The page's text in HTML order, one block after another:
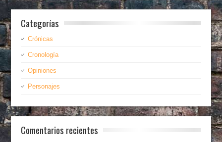
Categorías
Crónicas
Cronología
Opiniones
Personajes
Comentarios recientes